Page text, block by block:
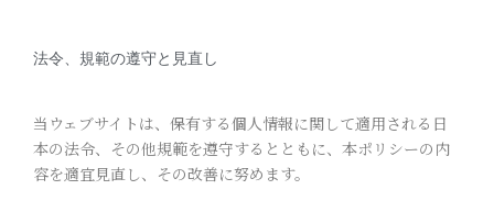
法令、規範の遵守と見直し
当ウェブサイトは、保有する個人情報に関して適用される日
本の法令、その他規範を遵守するとともに、本ポリシーの内
容を適宜見直し、その改善に努めます。